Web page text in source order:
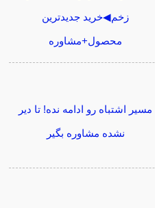
زخم◀خرید جدیدترین
محصول+مشاوره
مسیر اشتباه رو ادامه نده! تا دیر
نشده مشاوره بگیر